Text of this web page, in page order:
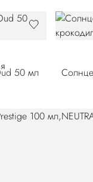
50 мл